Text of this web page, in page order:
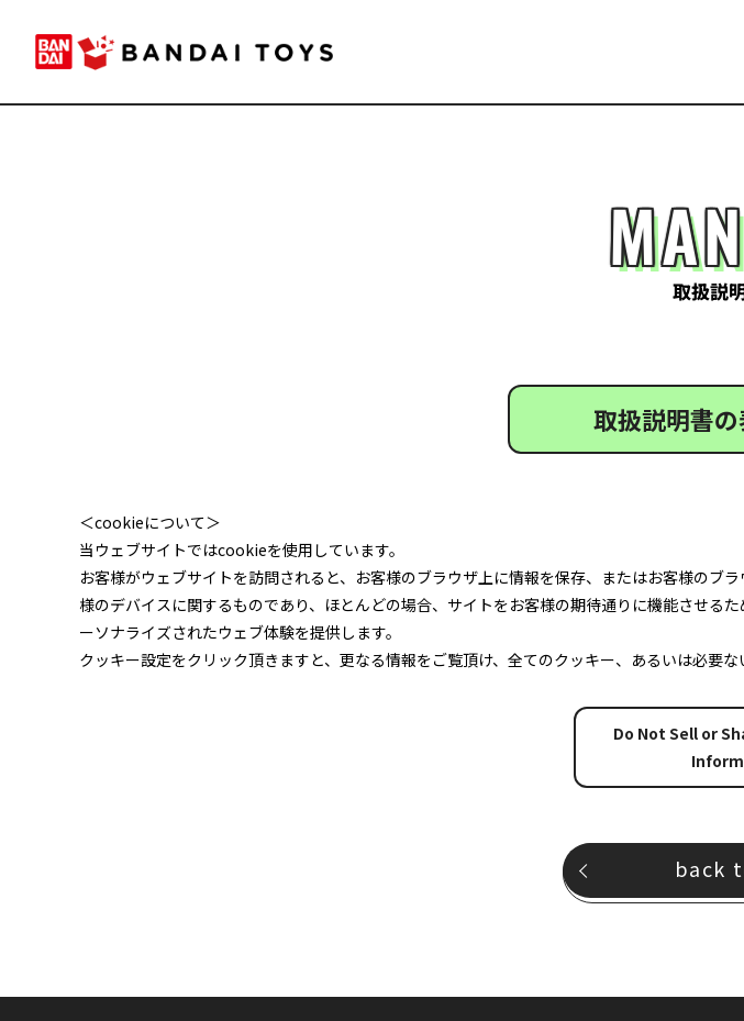
取扱説
取扱説明書
＜cookieについて＞
当ウェブサイトではcookieを使用しています。
お客様がウェブサイトを訪問されると、お客様のブラウザ上に情報を保存、またはお客様の
様のデバイスに関するものであり、ほとんどの場合、サイトをお客様の期待通りに機能させる
ーソナライズされたウェブ体験を提供します。
クッキー設定をクリック頂きますと、更なる情報をご覧頂け、全てのクッキー、あるいは必要
Do Not Sell or
back